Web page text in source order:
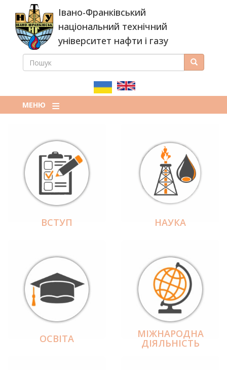
основного
вмісту
Івано-Франківський
національний технічний
університет нафти і газу
ПОШУКОВА
ПОШУК Пошук
МЕНЮ
ВСТУП НАУКА
ОСВІТА МІЖНАРОДНА
ДІЯЛЬНІCТЬ